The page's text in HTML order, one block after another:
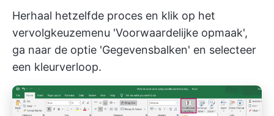
Herhaal hetzelfde proces en klik op het
vervolgkeuzemenu 'Voorwaardelijke opmaak',
ga naar de optie 'Gegevensbalken' en selecteer
een kleurverloop.